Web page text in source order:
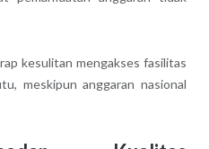
kesulitan mengakses fasilitas
meskipun anggaran nasional